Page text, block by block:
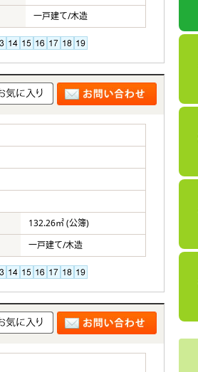
一戸建て/木造
132.26㎡ (公簿)
一戸建て/木造